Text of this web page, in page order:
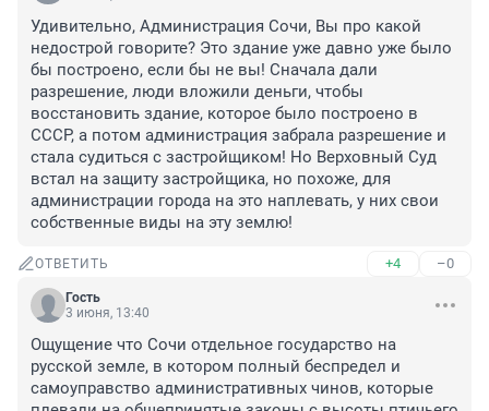
Удивительно, Администрация Сочи, Вы про какой
недострой говорите? Это здание уже давно уже было
бы построено, если бы не вы! Сначала дали
разрешение, люди вложили деньги, чтобы
восстановить здание, которое было построено в
СССР, а потом администрация забрала разрешение и
стала судиться с застройщиком! Но Верховный Суд
встал на защиту застройщика, но похоже, для
администрации города на это наплевать, у них свои
собственные виды на эту землю!
ОТВЕТИТЬ +4 –0
Гость
3 июня, 13:40
Ощущение что Сочи отдельное государство на
русской земле, в котором полный беспредел и
самоуправство административных чинов, которые